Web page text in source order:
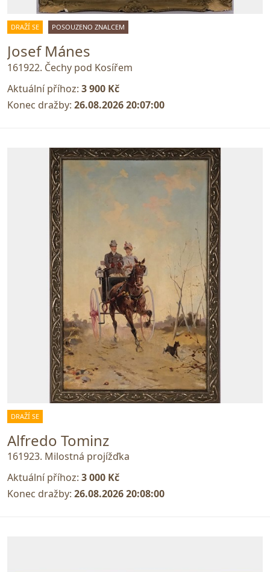
DRAŽÍ SE POSOUZENO ZNALCEM
Josef Mánes
161922. Čechy pod Kosířem
Aktuální příhoz: 3 900 Kč
Konec dražby: 26.08.2026 20:07:00
DRAŽÍ SE
Alfredo Tominz
161923. Milostná projížďka
Aktuální příhoz: 3 000 Kč
Konec dražby: 26.08.2026 20:08:00